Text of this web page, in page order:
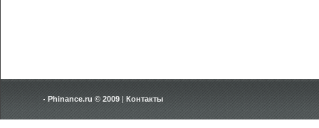
Phinance.ru © 2009 | Контакты